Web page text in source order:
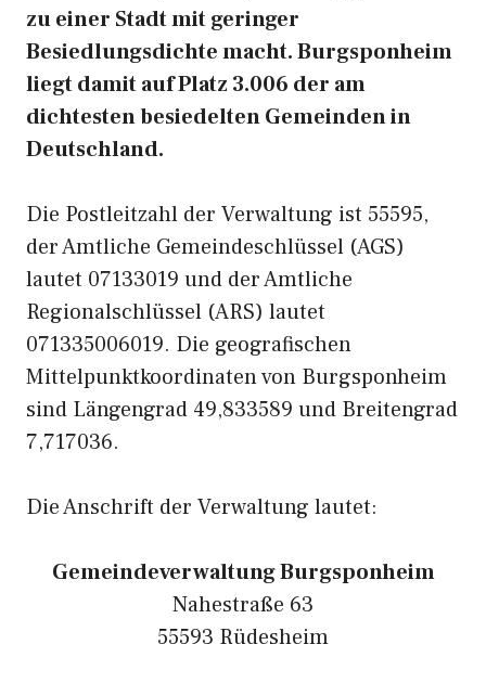
zu einer Stadt mit geringer
Besiedlungsdichte macht. Burgsponheim
liegt damit auf Platz 3.006 der am
dichtesten besiedelten Gemeinden in
Deutschland.
Die Postleitzahl der Verwaltung ist 55595,
der Amtliche Gemeindeschlüssel (AGS)
lautet 07133019 und der Amtliche
Regionalschlüssel (ARS) lautet
071335006019. Die geografischen
Mittelpunktkoordinaten von Burgsponheim
sind Längengrad 49,833589 und Breitengrad
7,717036.
Die Anschrift der Verwaltung lautet:
Gemeindeverwaltung Burgsponheim
Nahestraße 63
55593 Rüdesheim